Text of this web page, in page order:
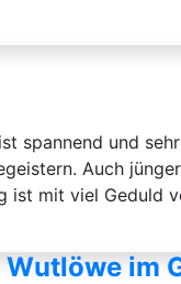
spannend und
Auch
mit viel Geduld
im